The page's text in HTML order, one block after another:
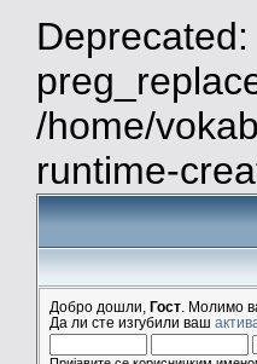
/home/
runtime-
Добро дошли, Гост . Молимо
Да ли сте изгубили ваш